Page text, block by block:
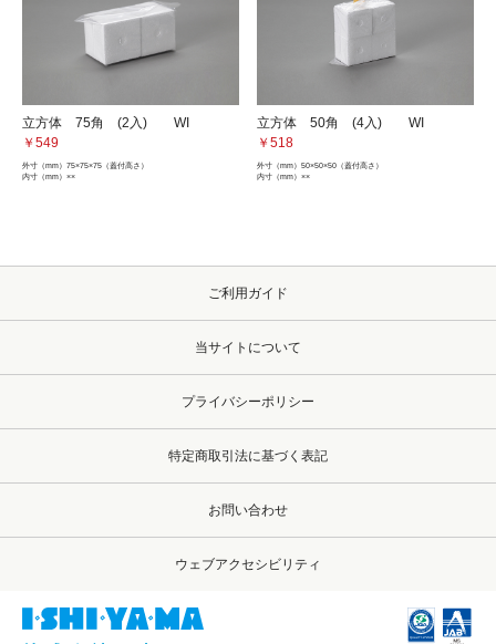
立方体 75角 (2入) WI
￥549
外寸（mm） 75×75×75（蓋付高さ）
内寸（mm） ××
立方体 50角 (4入) WI
￥518
外寸（mm） 50×50×50（蓋付高さ）
内寸（mm） ××
ご利用ガイド
当サイトについて
プライバシーポリシー
特定商取引法に基づく表記
お問い合わせ
ウェブアクセシビリティ